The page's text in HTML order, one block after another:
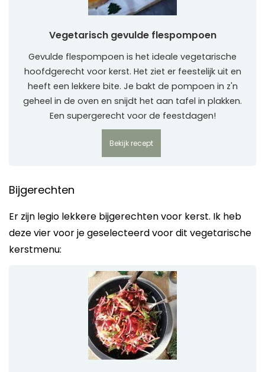
Vegetarisch gevulde flespompoen
Gevulde flespompoen is het ideale vegetarische
hoofdgerecht voor kerst. Het ziet er feestelijk uit en
heeft een lekkere bite. Je bakt de pompoen in z'n
geheel in de oven en snijdt het aan tafel in plakken.
Een supergerecht voor de feestdagen!
Bekijk recept
Bijgerechten
Er zijn legio lekkere bijgerechten voor kerst. Ik heb
deze vier voor je geselecteerd voor dit vegetarische
kerstmenu: